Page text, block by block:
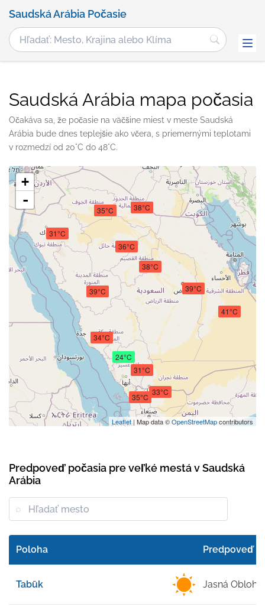
Saudská Arábia Počasie
Saudská Arábia mapa počasia
Očakáva sa, že počasie na väčšine miest v meste Saudská
Arábia bude dnes teplejšie ako včera, s priemernými teplotami
v rozmedzí od 20°C do 48°C.
31°C
38°C
33°C
36°C
41°C
31°C
35°C
34°C
39°C
39°C
38°C
24°C
35°C
+
-
Leaflet| Map data ©OpenStreetMapcontributors
Predpoveď počasia pre veľké mestá v Saudská
Arábia
Poloha Predpoveď
Tabūk Jasná Obloha